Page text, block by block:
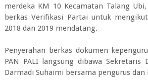
merdeka KM 10 Kecamatan Talang
berkas Verifikasi Partai untuk
2018 dan 2019 mendatang.
Penyerahan berkas dokumen
PAN PALI langsung dibawa Sekretaris
Darmadi Suhaimi bersama pengurus dan